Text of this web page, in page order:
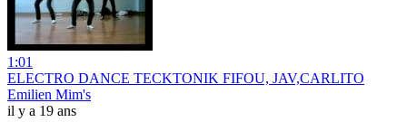
1:01
ELECTRO DANCE TECKTONIK FIFOU, JAV,CARLITO
Emilien Mim's
il y a 19 ans